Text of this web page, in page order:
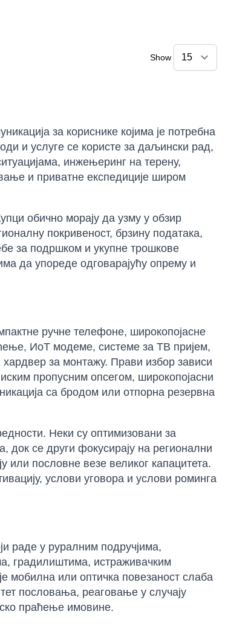
Show
за кориснике којима је потребна
и услуге се користе за даљински рад,
инжењеринг на терену,
и приватне експедиције широм
обично морају да узму у обзир
покривеност, брзину података,
за подршком и укупне трошкове
да упореде одговарајућу опрему и
ручне телефоне, широкопојасне
ИоТ модеме, системе за ТВ пријем,
за монтажу. Прави избор зависи
пропусним опсегом, широкопојасни
са бродом или отпорна резервна
Неки су оптимизовани за
док се други фокусирају на регионални
или пословне везе великог капацитета.
услови уговора и услови роминга
раде у руралним подручјима,
градилиштима, истраживачким
мобилна или оптичка повезаност слаба
пословања, реаговање у случају
праћење имовине.